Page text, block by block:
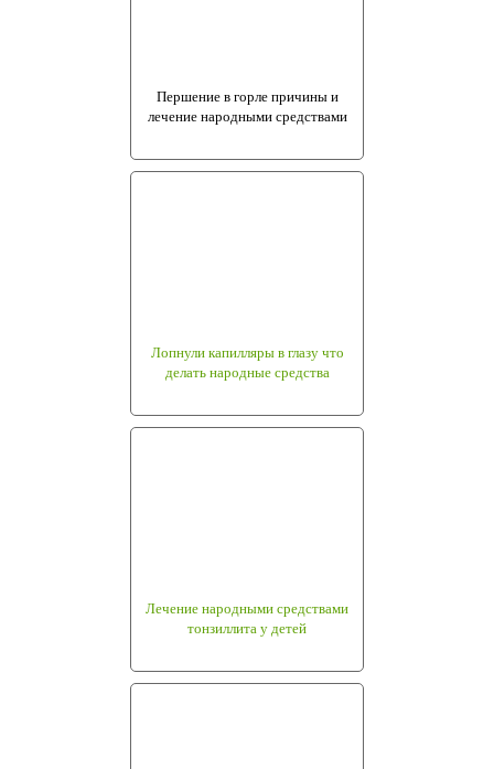
Першение в горле причины и
лечение народными средствами
Лопнули капилляры в глазу что
делать народные средства
Лечение народными средствами
тонзиллита у детей